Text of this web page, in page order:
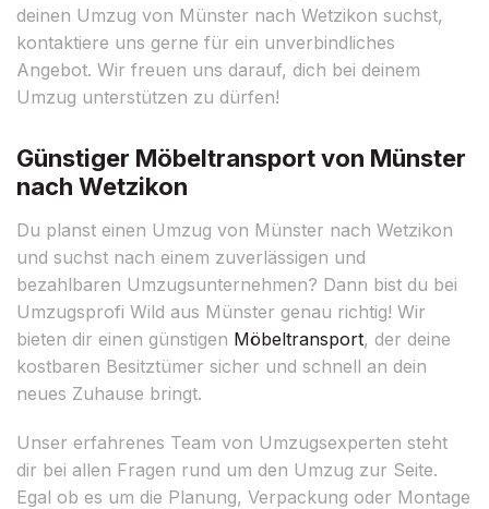
deinen Umzug von Münster nach Wetzikon suchst,
kontaktiere uns gerne für ein unverbindliches
Angebot. Wir freuen uns darauf, dich bei deinem
Umzug unterstützen zu dürfen!
Günstiger Möbeltransport von Münster
nach Wetzikon
Du planst einen Umzug von Münster nach Wetzikon
und suchst nach einem zuverlässigen und
bezahlbaren Umzugsunternehmen? Dann bist du bei
Umzugsprofi Wild aus Münster genau richtig! Wir
bieten dir einen günstigen Möbeltransport, der deine
kostbaren Besitztümer sicher und schnell an dein
neues Zuhause bringt.
Unser erfahrenes Team von Umzugsexperten steht
dir bei allen Fragen rund um den Umzug zur Seite.
Egal ob es um die Planung, Verpackung oder Montage